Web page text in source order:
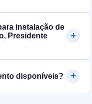
instalação de
Presidente
disponíveis?